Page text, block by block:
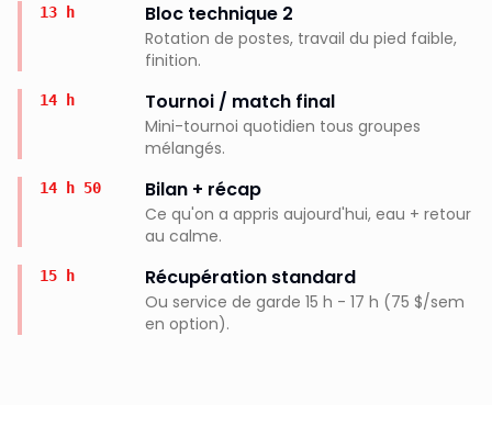
13 h Bloc technique 2
Rotation de postes, travail du pied faible,
finition.
14 h Tournoi / match final
Mini-tournoi quotidien tous groupes
mélangés.
14 h 50 Bilan + récap
Ce qu'on a appris aujourd'hui, eau + retour
au calme.
15 h Récupération standard
Ou service de garde 15 h - 17 h (75 $/sem
en option).